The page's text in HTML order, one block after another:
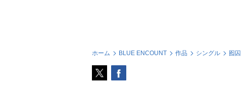
ホーム BLUE ENCOUNT 作品 シングル 囮囚